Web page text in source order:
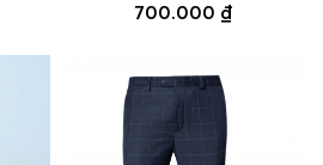
700.000 ₫